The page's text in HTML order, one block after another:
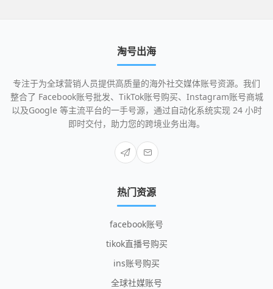
淘号出海
专注于为全球营销人员提供高质量的海外社交媒体账号资源。我们
整合了 Facebook账号批发、TikTok账号购买、Instagram账号商城
以及Google 等主流平台的一手号源，通过自动化系统实现 24 小时
即时交付，助力您的跨境业务出海。
热门资源
facebook账号
tikok直播号购买
ins账号购买
全球社媒账号